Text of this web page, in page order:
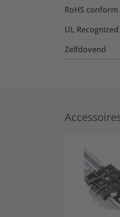
RoHS conform
UL Recognized
Zelfdovend